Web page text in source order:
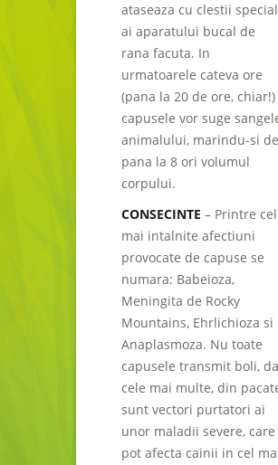
ataseaza cu clestii
ai aparatului bucal de
rana facuta. In
urmatoarele cateva ore
(pana la 20 de ore, chiar!)
capusele vor suge
animalului, marindu-si de
pana la 8 ori volumul
corpului.
CONSECINTE – Printre
mai intalnite afectiuni
provocate de capuse se
numara: Babeioza,
Meningita de Rocky
Mountains, Ehrlichioza si
Anaplasmoza. Nu toate
capusele transmit boli,
cele mai multe, din
sunt vectori purtatori ai
unor maladii severe, care
pot afecta cainii in cel